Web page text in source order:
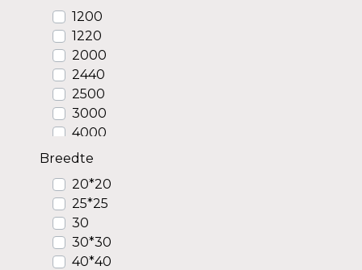
1200
1220
2000
2440
2500
3000
4000
5450
6000
Breedte
20*20
25*25
30
30*30
40*40